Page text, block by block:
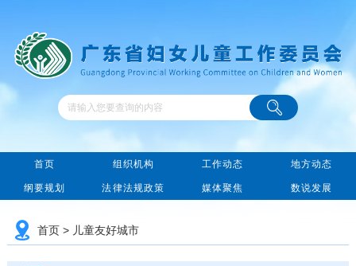
首页 组织机构 工作动态 地方动态
纲要规划 法律法规政策 媒体聚焦 数说发展
首页> 儿童友好城市